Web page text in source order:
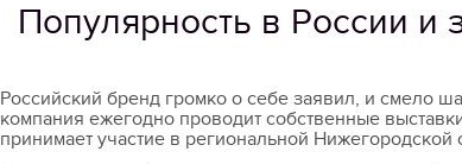
Популярность в России и
Российский бренд громко о себе заявил, и смело
компания ежегодно проводит собственные
принимает участие в региональной Нижегородской